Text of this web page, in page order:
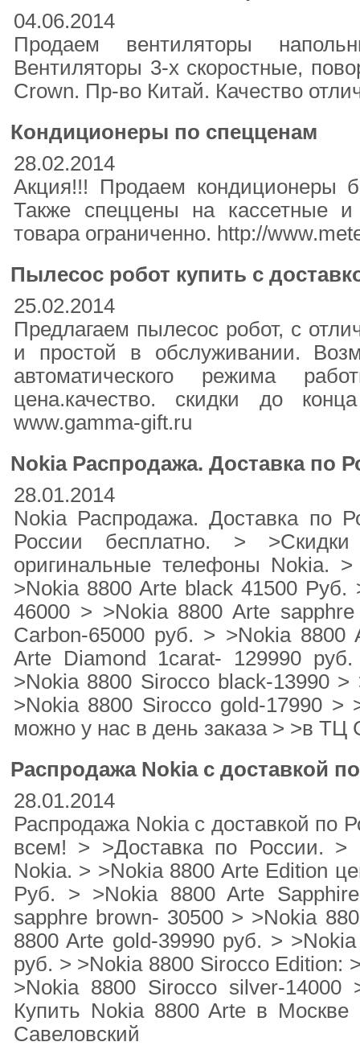
04.06.2014
Продаем вентиляторы
Вентиляторы 3-х скоростные,
Crown. Пр-во Китай. Качество
Кондиционеры по спецценам
28.02.2014
Акция!!! Продаем кондиционеры
Также спеццены на кассетные
товара ограниченно. http://
Пылесос робот купить с
25.02.2014
Предлагаем пылесос робот, с
и простой в обслуживании.
автоматического режима
цена.качество. скидки до
www.gamma-gift.ru
Nokia Распродажа. Доставка по
28.01.2014
Nokia Распродажа. Доставка по
России бесплатно. >
оригинальные телефоны Nokia.
>Nokia 8800 Arte black 41500
46000 > >Nokia 8800 Arte
Carbon-65000 руб. > >Nokia 8800
Arte Diamond 1carat- 129990
>Nokia 8800 Sirocco black-13990
>Nokia 8800 Sirocco gold-17990 >
можно у нас в день заказа > >в ТЦ
Распродажа Nokia с доставкой
28.01.2014
Распродажа Nokia с доставкой по
всем! > >Доставка по России. >
Nokia. > >Nokia 8800 Arte Еdition
Руб. > >Nokia 8800 Arte
sapphre brown- 30500 > >Nokia
8800 Arte gold-39990 руб. >
руб. > >Nokia 8800 Sirocco Еdition:
>Nokia 8800 Sirocco silver-14000
Купить Nokia 8800 Arte в
Савеловский